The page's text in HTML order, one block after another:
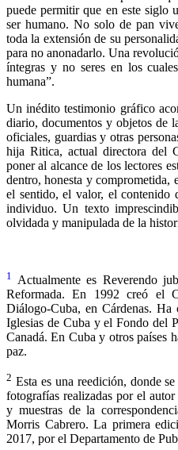
puede permitir que en este siglo
ser humano. No solo de pan
toda la extensión de su
para no anonadarlo. Una
íntegras y no seres en los
humana”.
Un inédito testimonio gráfico
diario, documentos y objetos de
oficiales, guardias y otras
hija Ritica, actual directora del
poner al alcance de los lectores
dentro, honesta y comprometida,
el sentido, el valor, el contenido
individuo. Un texto
olvidada y manipulada de la
1
Actualmente es Reverendo
Reformada. En 1992 creó el
Diálogo-Cuba, en Cárdenas. Ha
Iglesias de Cuba y el Fondo del
Canadá. En Cuba y otros países
paz.
2 Esta es una reedición, donde
fotografías realizadas por el
y muestras de la
Morris Cabrero. La primera
2017, por el Departamento de